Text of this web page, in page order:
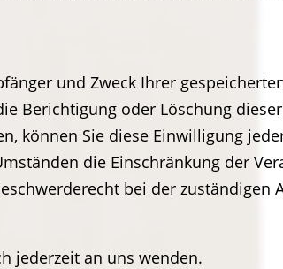
und Zweck Ihrer
Berichtigung oder Löschung
können Sie diese Einwilligung
die Einschränkung der
bei der zuständigen
jederzeit an uns wenden.